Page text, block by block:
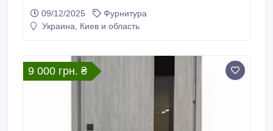
для дома, офиса и коммерческих интерьеров. Мы
стремимся обеспечить мастеров, дизайнеров и
09/12/2025
Фурнитура
Украина, Киев и область
9 000 грн. ₴